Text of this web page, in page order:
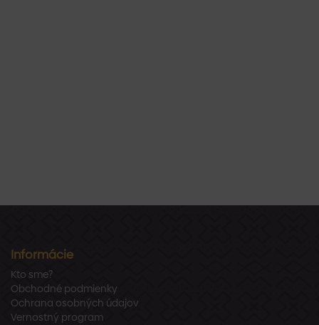
Informácie
Kto sme?
Obchodné podmienky
Ochrana osobných údajov
Vernostný program